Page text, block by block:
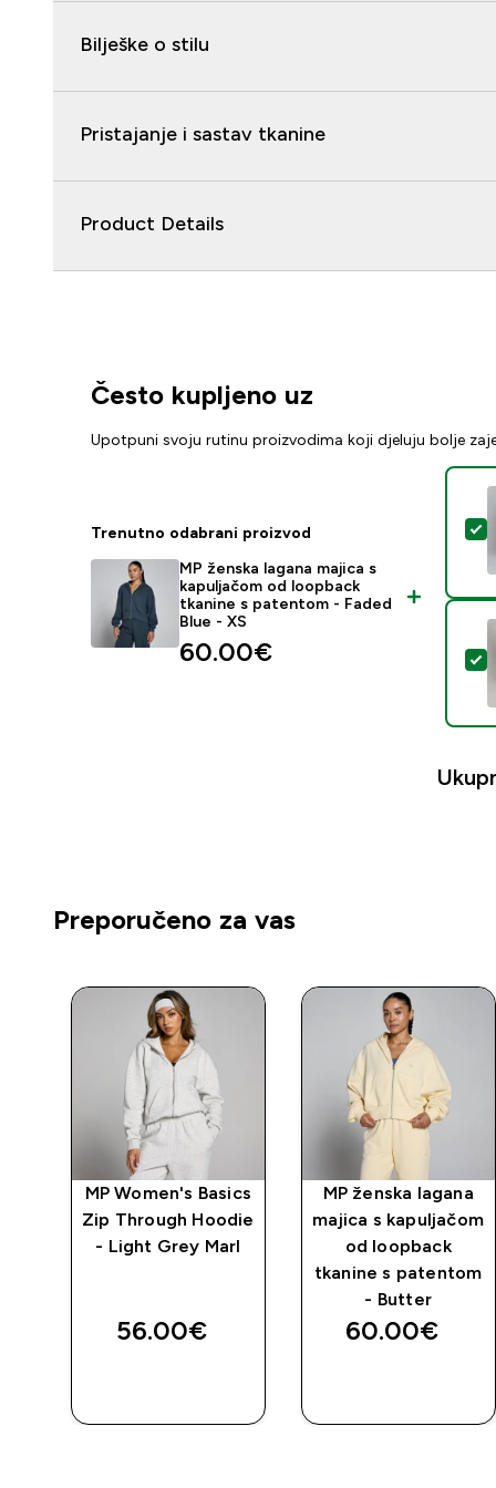
Bilješke o stilu
Pristajanje i sastav tkanine
Product Details
Često kupljeno uz
Upotpuni svoju rutinu proizvodima koji djeluju bolje
Trenutno odabrani proizvod
MP ženska lagana majica s
kapuljačom od loopback
tkanine s patentom - Faded
Blue - XS
60.00€‎
Preporučeno za vas
MP Women's Basics
Zip Through Hoodie
- Light Grey Marl
56.00€‎
MP ženska lagana
majica s kapuljačom
od loopback
tkanine s patentom
- Butter
60.00€‎